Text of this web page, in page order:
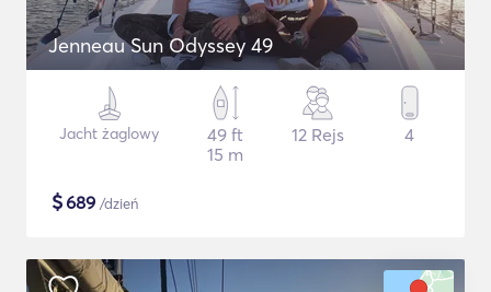
Jenneau Sun Odyssey 49
Jacht żaglowy
49 ft
15 m
12 Rejs 4
$689 /dzień